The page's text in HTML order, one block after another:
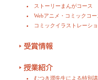
ストーリーまんがコース
Webアニメ・コミックコー
コミックイラストレーシ
むつき潤先生による特別